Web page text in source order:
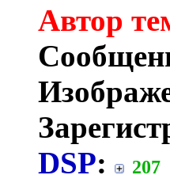
Автор
DSP: 207